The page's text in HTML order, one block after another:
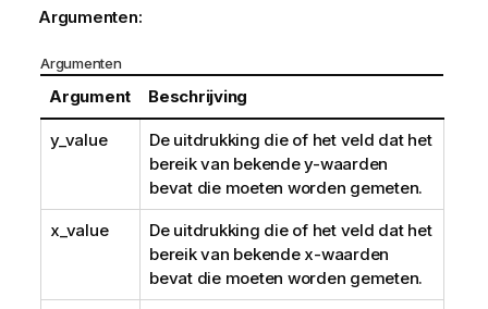
Argumenten:
Argumenten
Argument Beschrijving
y_value
De uitdrukking die of het veld dat het
bereik van bekendey-waarden
bevat die moeten worden gemeten.
x_value
De uitdrukking die of het veld dat het
bereik van bekende x-waarden
bevat die moeten worden gemeten.